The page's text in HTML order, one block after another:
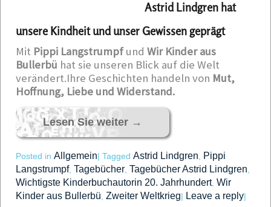
Astrid Lindgren hat
unsere Kindheit und unser Gewissen geprägt
Mit Pippi Langstrumpfund Wir Kinder aus
Bullerbü hat sie unseren Blick auf die Welt
verändert.Ihre Geschichten handeln von Mut,
Hoffnung, Liebe und Widerstand.
Lesen Sie weiter →
Posted in Allgemein| Tagged Astrid Lindgren
Pippi
Langstrumpf, Tagebücher Tagebücher Astrid Lindgren
Wichtigste Kinderbuchautorin 20. Jahrhundert, Wir
Kinder aus Bullerbü Zweiter Weltkrieg| Leave a reply|